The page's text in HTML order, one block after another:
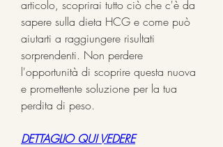
articolo, scoprirai tutto ciò che c'è da
sapere sulla dieta HCG e come può
aiutarti a raggiungere risultati
sorprendenti. Non perdere
l'opportunità di scoprire questa nuova
e promettente soluzione per la tua
perdita di peso.
DETTAGLIO QUI VEDERE